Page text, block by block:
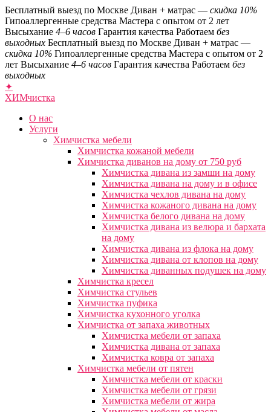
Бесплатный выезд по Москве Диван + матрас — скидка 10%
Гипоаллергенные средства Мастера с опытом от 2 лет
Высыхание 4–6 часов Гарантия качества Работаем без
выходных Бесплатный выезд по Москве Диван + матрас —
скидка 10% Гипоаллергенные средства Мастера с опытом от 2
лет Высыхание 4–6 часов Гарантия качества Работаем без
выходных
✦
ХИМчистка
О нас
Услуги
Химчистка мебели
Химчистка кожаной мебели
Химчистка диванов на дому от 750 руб
Химчистка дивана из замши на дому
Химчистка дивана на дому и в офисе
Химчистка чехлов дивана на дому
Химчистка кожаного дивана на дому
Химчистка белого дивана на дому
Химчистка дивана из велюра и бархата
на дому
Химчистка дивана из флока на дому
Химчистка дивана от клопов на дому
Химчистка диванных подушек на дому
Химчистка кресел
Химчистка стульев
Химчистка пуфика
Химчистка кухонного уголка
Химчистка от запаха животных
Химчистка мебели от запаха
Химчистка дивана от запаха
Химчистка ковра от запаха
Химчистка мебели от пятен
Химчистка мебели от краски
Химчистка мебели от грязи
Химчистка мебели от жира